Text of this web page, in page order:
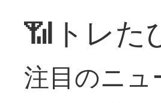
📶トレた
注目のニュ